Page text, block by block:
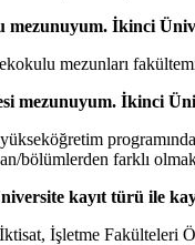
mezunuyum. İkinci
mezunları
mezunuyum. İkinci
bölümlerden farklı
kayıt türü ile
İşletme Fakülteleri